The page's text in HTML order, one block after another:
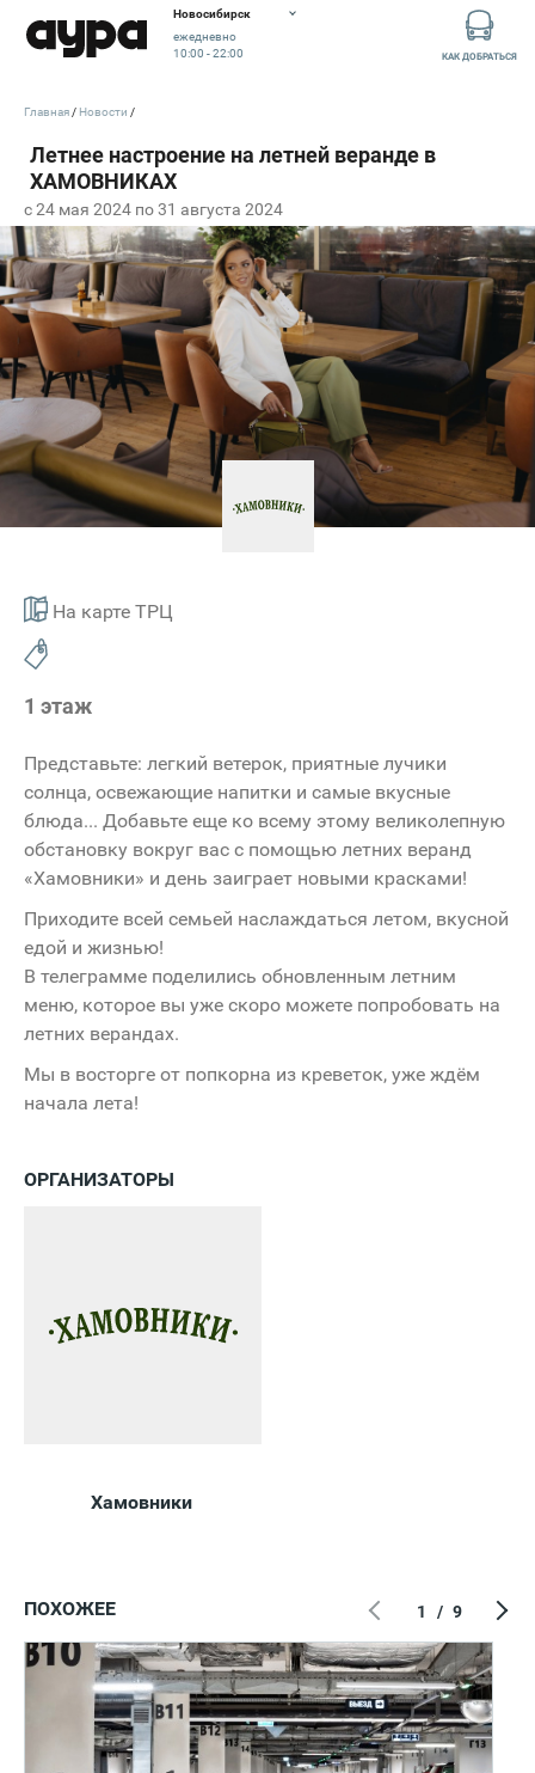
Новосибирск
ежедневно
10:00 - 22:00
КАК ДОБРАТЬСЯ
c 24 мая 2024 по 31 августа 2024
На карте ТРЦ
Главная Новости
1 этаж
Представьте: легкий ветерок, приятные лучики
солнца, освежающие напитки и самые вкусные
блюда... Добавьте еще ко всему этому великолепную
обстановку вокруг вас с помощью летних веранд
«Хамовники» и день заиграет новыми красками!
Приходите всей семьей наслаждаться летом, вкусной
едой и жизнью!
В телеграмме поделились обновленным летним
меню, которое вы уже скоро можете попробовать на
летних верандах.
Мы в восторге от попкорна из креветок, уже ждём
начала лета!
ОРГАНИЗАТОРЫ
Хамовники
ПОХОЖЕЕ 1 / 9